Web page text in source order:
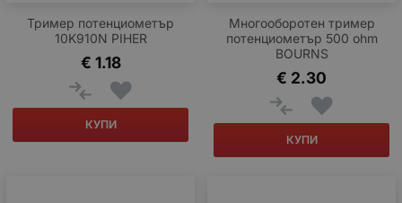
Тример потенциометър
10K910N PIHER
1.18
€
КУПИ
Многооборотен тример
потенциометър 500 ohm
BOURNS
2.30
€
КУПИ